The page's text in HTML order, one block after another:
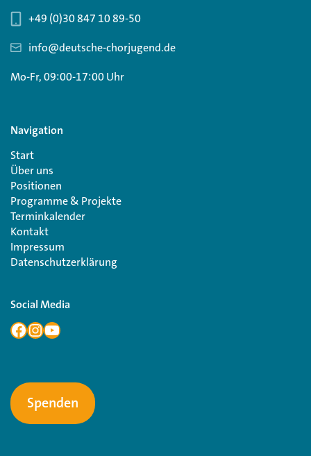
+49 (0)30 847 10 89-50
info@deutsche-chorjugend.de
Mo-Fr, 09:00-17:00 Uhr
Navigation
Start
Über uns
Positionen
Programme & Projekte
Terminkalender
Kontakt
Impressum
Datenschutzerklärung
Social Media
Spenden